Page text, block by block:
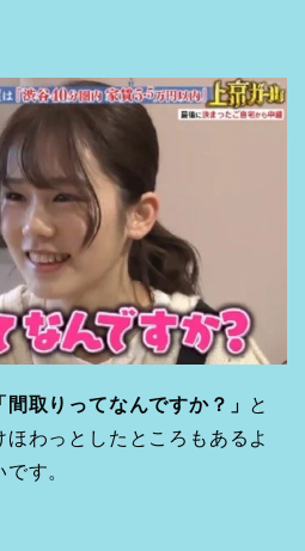
間取りってなんですか？」 と
わっとしたところもあるよ
す。